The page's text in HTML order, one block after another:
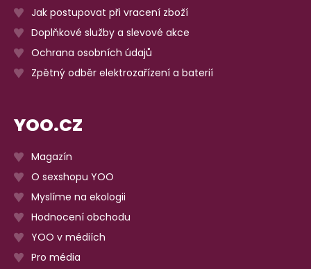
Jak postupovat při vracení zboží
Doplňkové služby a slevové akce
Ochrana osobních údajů
Zpětný odběr elektrozařízení a baterií
YOO.CZ
Magazín
O sexshopu YOO
Myslíme na ekologii
Hodnocení obchodu
YOO v médiích
Pro média